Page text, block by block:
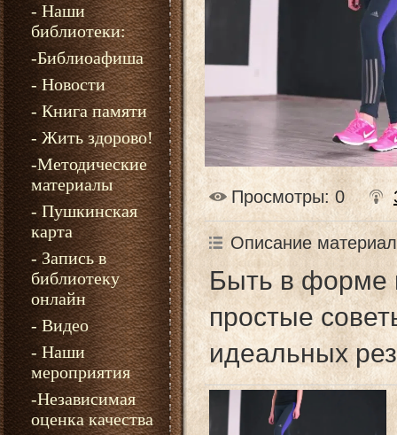
- Наши
библиотеки:
-Библиоафиша
- Новости
- Книга памяти
- Жить здорово!
-Методические
материалы
- Пушкинская
карта
- Запись в
библиотеку
онлайн
- Видео
- Наши
мероприятия
-Независимая
оценка качества
Просмотры: 0
Описание
Быть в форме
простые
идеальных